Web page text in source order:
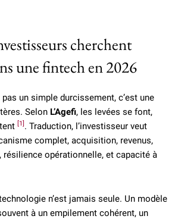
cherchent
une fintech en 2026
un simple durcissement, c’est une
Selon L’Agefi, les levées se font,
[1] . Traduction, l’investisseur veut
complet, acquisition, revenus,
résilience opérationnelle, et capacité à
n’est jamais seule. Un modèle
à un empilement cohérent, un